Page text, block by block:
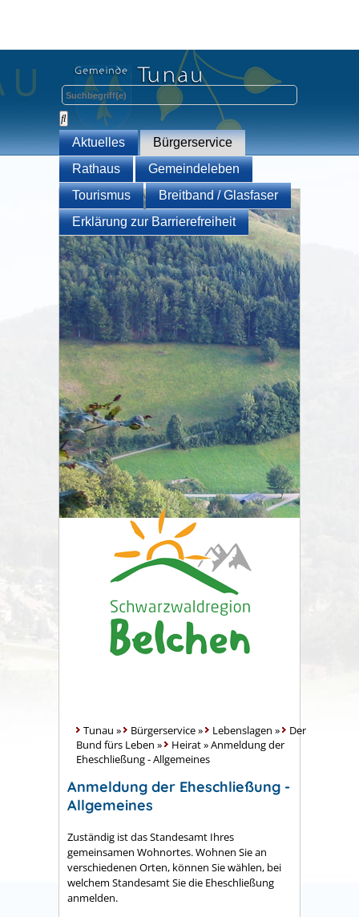
Aktuelles
Bürgerservice
Rathaus
Gemeindeleben
Tourismus
Breitband / Glasfaser
Erklärung zur Barrierefreiheit
Tunau » Bürgerservice» Lebenslagen »
Der
Bund fürs Leben » Heirat»Anmeldung der
Eheschließung - Allgemeines
Anmeldung der Eheschließung -
Allgemeines
Zuständig ist das Standesamt Ihres
gemeinsamen Wohnortes. Wohnen Sie an
verschiedenen Orten, können Sie wählen, bei
welchem Standesamt Sie die Eheschließung
anmelden.